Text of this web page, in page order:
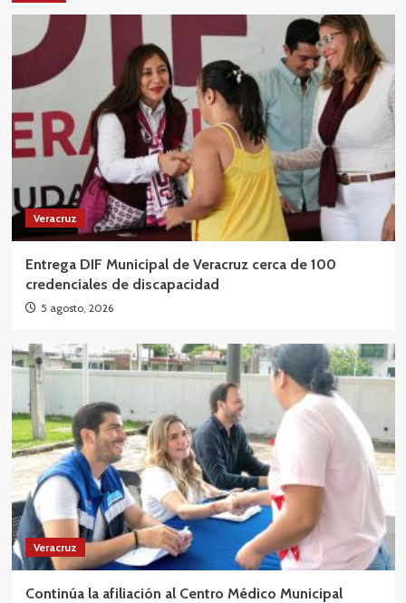
Veracruz
Entrega DIF Municipal de Veracruz cerca de 100
credenciales de discapacidad
5 agosto, 2026
Veracruz
Continúa la afiliación al Centro Médico Municipal